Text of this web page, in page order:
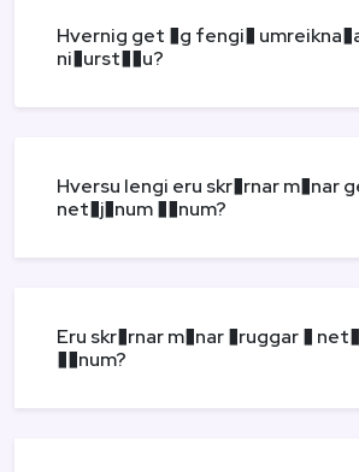
Hvernig get �g fengi�
ni�urst��u?
Hversu lengi eru skr�rnar m�nar
net�j�num ��num?
Eru skr�rnar m�nar �ruggar �
��num?